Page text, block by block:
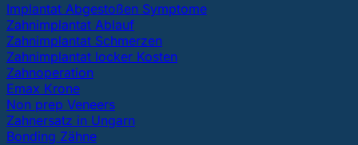
Implantat Abgestoßen Symptome
Zahnimplantat Ablauf
Zahnimplantat Schmerzen
Zahnimplantat locker Kosten
Zahnoperation
Emax Krone
Non prep Veneers
Zahnersatz in Ungarn
Bonding Zähne